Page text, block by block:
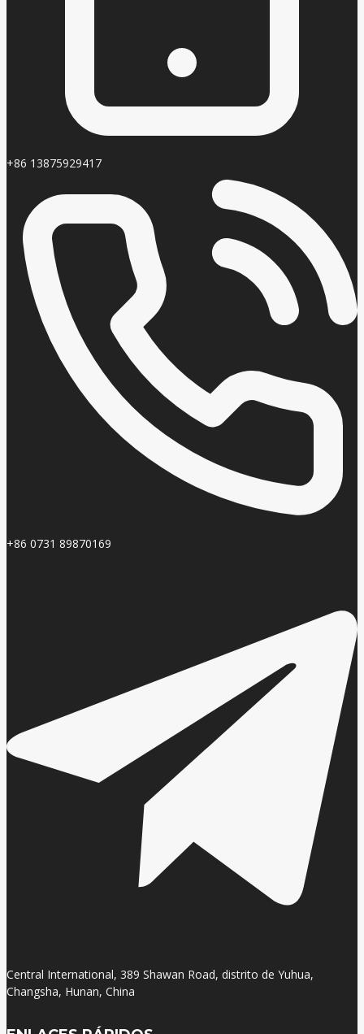
+86 13875929417
+86 0731 89870169
Central International, 389 Shawan Road, distrito de Yuhua,
Changsha, Hunan, China